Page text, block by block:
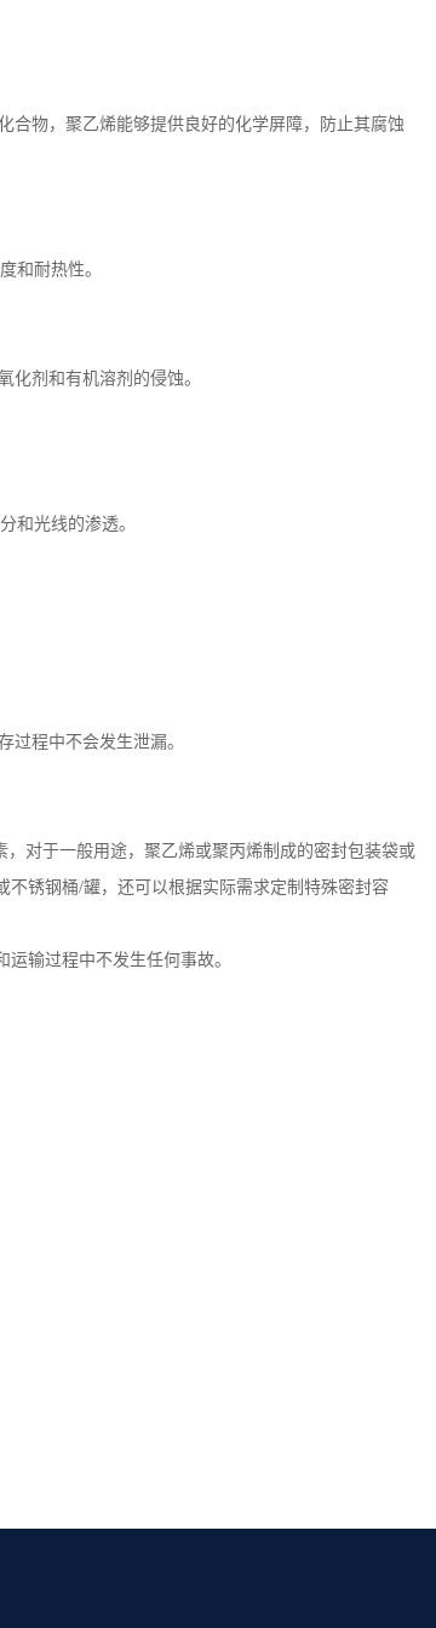
合物，聚乙烯能够提供良好的化学屏障，防止其腐蚀
和耐热性。
化剂和有机溶剂的侵蚀。
和光线的渗透。
过程中不会发生泄漏。
对于一般用途，聚乙烯或聚丙烯制成的密封包装袋或
不锈钢桶/罐，还可以根据实际需求定制特殊密封容
输过程中不发生任何事故。